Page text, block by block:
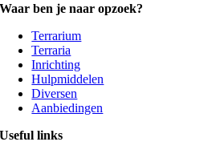
Waar ben je naar opzoek?
Terrarium
Terraria
Inrichting
Hulpmiddelen
Diversen
Aanbiedingen
Useful links